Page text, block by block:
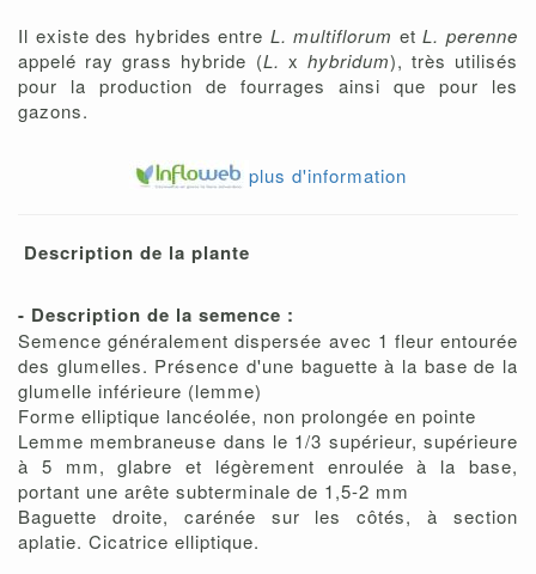
Il existe des hybrides entre L. multiflorum etL. perenne
appelé ray grass hybride (L. x hybridum), très utilisés
pour la production de fourrages ainsi que pour les
gazons.
plus d'information
Description de la plante
- Description de la semence :
Semence généralement dispersée avec 1 fleur entourée
des glumelles. Présence d'une baguette à la base de la
glumelle inférieure (lemme)
Forme elliptique lancéolée, non prolongée en pointe
Lemme membraneuse dans le 1/3 supérieur, supérieure
à 5 mm, glabre et légèrement enroulée à la base,
portant une arête subterminale de 1,5-2 mm
Baguette droite, carénée sur les côtés, à section
aplatie. Cicatrice elliptique.